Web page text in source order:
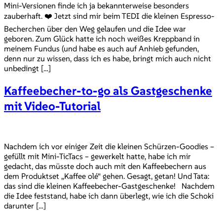
Mini-Versionen finde ich ja bekannterweise besonders
zauberhaft. ❤️ Jetzt sind mir beim TEDI die kleinen Espresso-
Becherchen über den Weg gelaufen und die Idee war
geboren. Zum Glück hatte ich noch weißes Kreppband in
meinem Fundus (und habe es auch auf Anhieb gefunden,
denn nur zu wissen, dass ich es habe, bringt mich auch nicht
unbedingt […]
Kaffeebecher-to-go als Gastgeschenke
mit Video-Tutorial
Nachdem ich vor einiger Zeit die kleinen Schürzen-Goodies –
gefüllt mit Mini-TicTacs – gewerkelt hatte, habe ich mir
gedacht, das müsste doch auch mit den Kaffeebechern aus
dem Produktset „Kaffee olé“ gehen. Gesagt, getan! Und Tata:
das sind die kleinen Kaffeebecher-Gastgeschenke! Nachdem
die Idee feststand, habe ich dann überlegt, wie ich die Schoki
darunter […]